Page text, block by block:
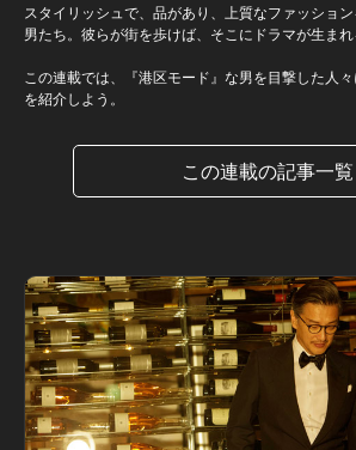
スタイリッシュで、品があり、上質なファッショ
男たち。彼らが街を歩けば、そこにドラマが生まれ
この連載では、『港区モード』な男を目撃した人
を紹介しよう。
この連載の記事一覧